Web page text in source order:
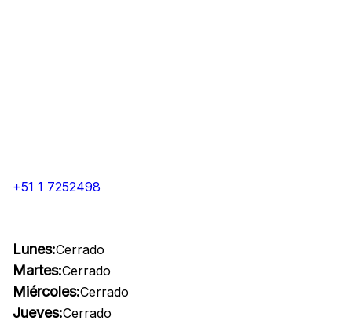
+51 1 7252498
Lunes:Cerrado
Martes:Cerrado
Miércoles:Cerrado
Jueves:Cerrado